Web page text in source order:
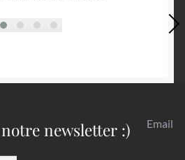
newsletter :) Email